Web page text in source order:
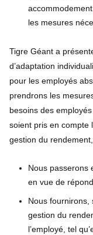
les mesures
Tigre Géant a
d’adaptation
pour les employés
prendrons les
besoins des
soient pris en compte
gestion du
Nous passerons
en vue de
Nous fournirons,
gestion du
l’employé, tel